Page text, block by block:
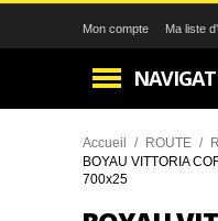
Mon compte Ma liste
Accueil / ROUTE /
BOYAU VITTORIA
700x25